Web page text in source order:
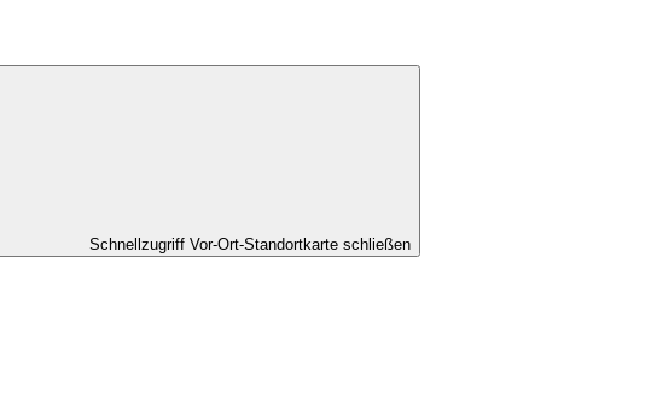
Schnellzugriff Vor-Ort-Standortkarte schließen